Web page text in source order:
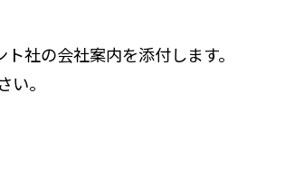
社の会社案内を添付します。
。